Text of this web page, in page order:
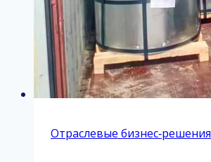
Отраслевые бизнес‑решения